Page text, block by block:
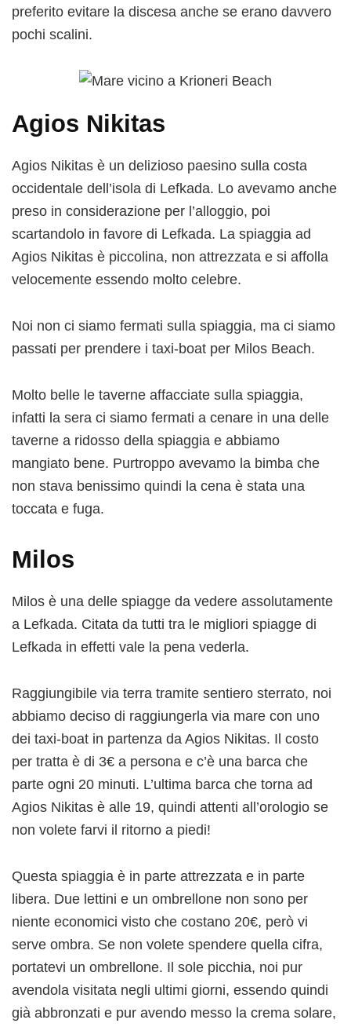
preferito evitare la discesa anche se erano davvero
pochi scalini.
Agios Nikitas
Agios Nikitas è un delizioso paesino sulla costa
occidentale dell’isola di Lefkada. Lo avevamo anche
preso in considerazione per l’alloggio, poi
scartandolo in favore di Lefkada. La spiaggia ad
Agios Nikitas è piccolina, non attrezzata e si affolla
velocemente essendo molto celebre.
Noi non ci siamo fermati sulla spiaggia, ma ci siamo
passati per prendere i taxi-boat per Milos Beach.
Molto belle le taverne affacciate sulla spiaggia,
infatti la sera ci siamo fermati a cenare in una delle
taverne a ridosso della spiaggia e abbiamo
mangiato bene. Purtroppo avevamo la bimba che
non stava benissimo quindi la cena è stata una
toccata e fuga.
Milos
Milos è una delle spiagge da vedere assolutamente
a Lefkada. Citata da tutti tra le migliori spiagge di
Lefkada in effetti vale la pena vederla.
Raggiungibile via terra tramite sentiero sterrato, noi
abbiamo deciso di raggiungerla via mare con uno
dei taxi-boat in partenza da Agios Nikitas. Il costo
per tratta è di 3€ a persona e c’è una barca che
parte ogni 20 minuti. L’ultima barca che torna ad
Agios Nikitas è alle 19, quindi attenti all’orologio se
non volete farvi il ritorno a piedi!
Questa spiaggia è in parte attrezzata e in parte
libera. Due lettini e un ombrellone non sono per
niente economici visto che costano 20€, però vi
serve ombra. Se non volete spendere quella cifra,
portatevi un ombrellone. Il sole picchia, noi pur
avendola visitata negli ultimi giorni, essendo quindi
già abbronzati e pur avendo messo la crema solare,